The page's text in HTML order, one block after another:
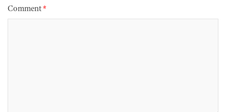
Comment *